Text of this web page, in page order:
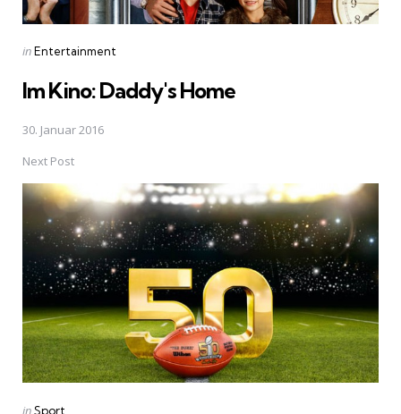
Posted
inEntertainment
Im Kino: Daddy's Home
30. Januar 2016
Next Post
Posted
inSport